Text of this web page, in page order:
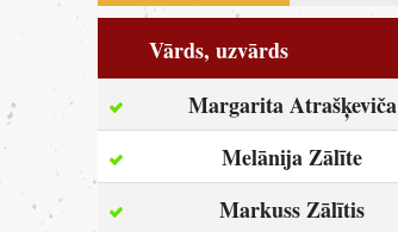
Vārds, uzvārds
Margarita Atrašķeviča
Melānija Zālīte
Markuss Zālītis